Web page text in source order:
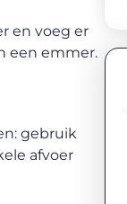
en voeg er
een emmer.
gebruik
afvoer